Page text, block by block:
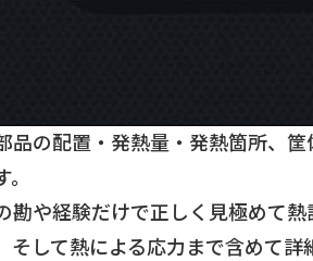
品の配置・発熱量・発熱箇所、
勘や経験だけで正しく見極めて熱
そして熱による応力まで含めて